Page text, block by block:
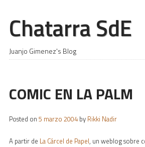
Chatarra SdE
Juanjo Gimenez's Blog
Skip to content
COMIC EN LA PALM
Posted on 5 marzo 2004by Rikki Nadir
A partir de La Cárcel de Papel, un weblog sobre